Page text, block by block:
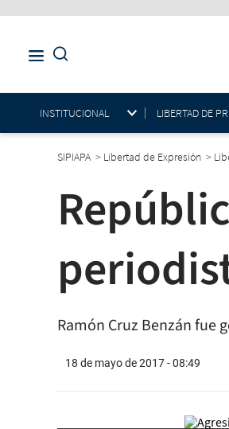
INSTITUCIONAL LIBERTAD DE
SIPIAPA > Libertad de Expresión >
Ramón Cruz Benzán
18 de mayo de 2017 - 08:49